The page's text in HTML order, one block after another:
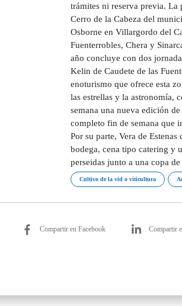
trámites ni reserva previa. La
Cerro de la Cabeza del
Osborne en Villargordo del
Fuenterrobles, Chera y
año concluye con dos
Kelin de Caudete de las
enoturismo que ofrece esta
las estrellas y la astronomía,
semana una nueva edición
completo fin de semana que
Por su parte, Vera de
bodega, cena tipo catering y
perseidas junto a una copa
Cultivo de la vid o viticultura
Compartir en Facebook Compartir